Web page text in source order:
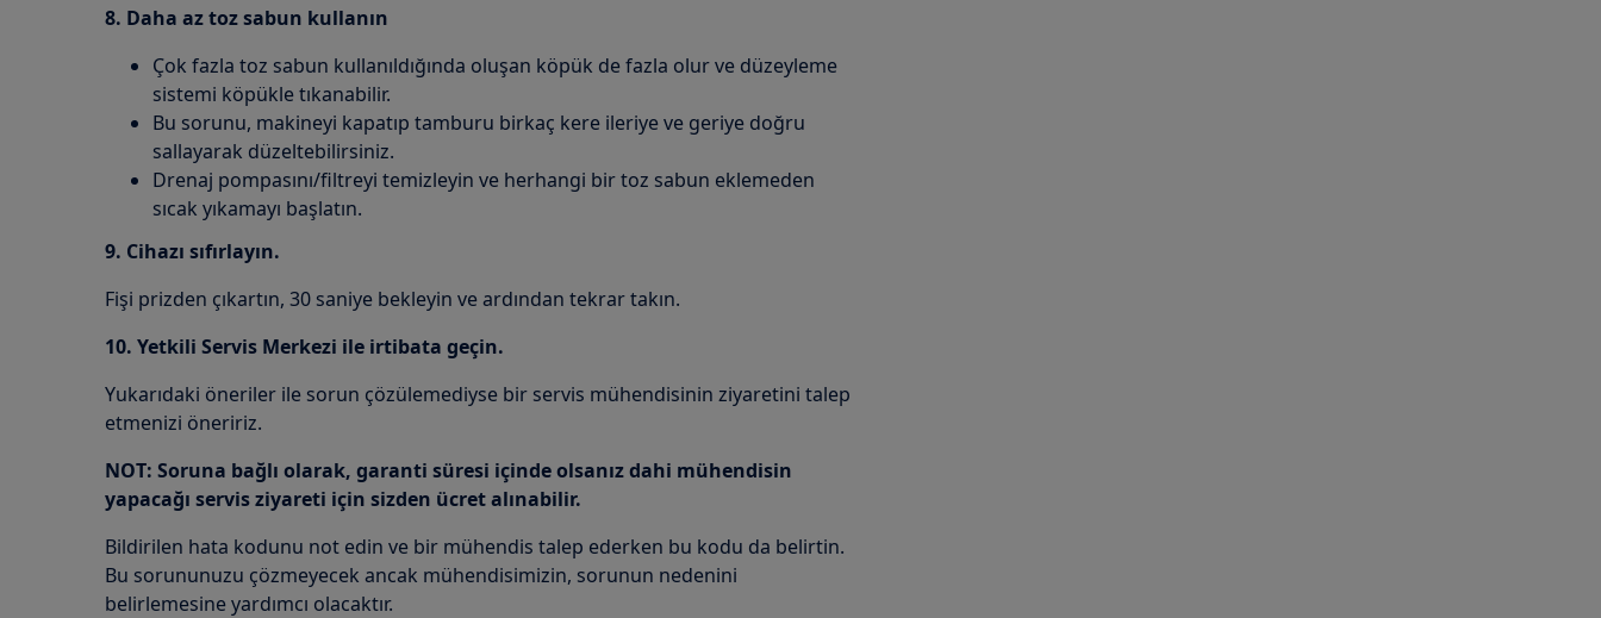
8. Daha az toz sabun kullanın
Çok fazla toz sabun kullanıldığında oluşan köpük de fazla olur ve düzeyleme
sistemi köpükle tıkanabilir.
Bu sorunu, makineyi kapatıp tamburu birkaç kere ileriye ve geriye doğru
sallayarak düzeltebilirsiniz.
Drenaj pompasını/filtreyi temizleyin ve herhangi bir toz sabun eklemeden
sıcak yıkamayı başlatın.
9. Cihazı sıfırlayın.
Fişi prizden çıkartın, 30 saniye bekleyin ve ardından tekrar takın.
10. Yetkili Servis Merkezi ile irtibata geçin.
Yukarıdaki öneriler ile sorun çözülemediyse bir servis mühendisinin ziyaretini talep
etmenizi öneririz.
NOT: Soruna bağlı olarak, garanti süresi içinde olsanız dahi mühendisin
yapacağı servis ziyareti için sizden ücret alınabilir.
Bildirilen hata kodunu not edin ve bir mühendis talep ederken bu kodu da belirtin.
Bu sorununuzu çözmeyecek ancak mühendisimizin, sorunun nedenini
belirlemesine yardımcı olacaktır.